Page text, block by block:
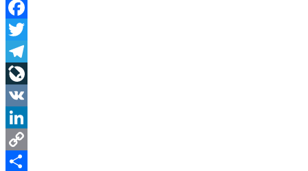
Facebook
Twitter
Telegram
LiveJournal
VK
LinkedIn
Copy